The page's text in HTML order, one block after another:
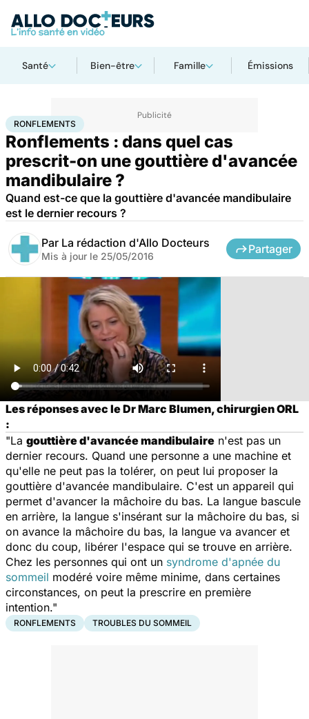
Santé Bien-être Famille Émissions
Accueil SantéRonflements
RONFLEMENTS
Ronflements : dans quel cas
prescrit-on une gouttière d'avancée
mandibulaire ?
Quand est-ce que la gouttière d'avancée mandibulaire
est le dernier recours ?
Par La rédaction d'Allo Docteurs
Mis à jour le 25/05/2016
Partager
Les réponses avec le Dr Marc Blumen, chirurgien ORL
:
"La gouttière d'avancée mandibulaire n'est pas un
dernier recours. Quand une personne a une machine et
qu'elle ne peut pas la tolérer, on peut lui proposer la
gouttière d'avancée mandibulaire. C'est un appareil qui
permet d'avancer la mâchoire du bas. La langue bascule
en arrière, la langue s'insérant sur la mâchoire du bas, si
on avance la mâchoire du bas, la langue va avancer et
donc du coup, libérer l'espace qui se trouve en arrière.
Chez les personnes qui ont un syndrome d'apnée du
sommeil modéré voire même minime, dans certaines
circonstances, on peut la prescrire en première
intention."
RONFLEMENTS TROUBLES DU SOMMEIL